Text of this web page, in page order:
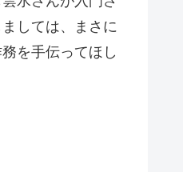
しては、まさに
を手伝ってほし